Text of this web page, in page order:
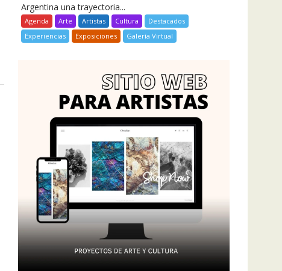
Argentina una trayectoria...
Agenda Arte Artistas Cultura
Destacados
Experiencias
Exposiciones Galería Virtual